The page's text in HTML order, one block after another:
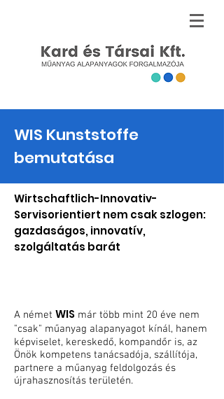
WIS Kunststoffe
bemutatása
Wirtschaftlich-Innovativ-
Servisorientiert nem csak szlogen:
gazdaságos, innovatív,
szolgáltatás barát
A német WIS már több mint 20 éve nem
"csak" műanyag alapanyagot kínál, hanem
képviselet, kereskedő, kompandőr is, az
Önök kompetens tanácsadója, szállítója,
partnere a műanyag feldolgozás és
újrahasznosítás területén.